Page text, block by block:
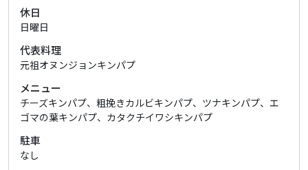
休日
日曜日
代表料理
元祖オヌンジョンキンパプ
メニュー
チーズキンパプ、粗挽きカルビキンパプ、ツナキンパプ、エ
ゴマの葉キンパプ、カタクチイワシキンパプ
駐車
なし